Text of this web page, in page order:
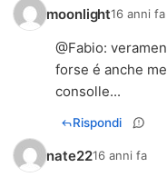
moonlight16 anni fa
@Fabio:
forse é anche
consolle...
Rispondi
nate2216 anni fa